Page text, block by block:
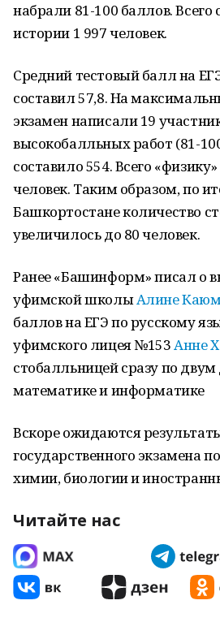
набрали 81-100 баллов. Всего
истории 1 997 человек.
Средний тестовый балл на
составил 57,8. На
экзамен написали 19
высокобалльных работ (81-
составило 554. Всего
человек. Таким образом, по
Башкортостане количество
увеличилось до 80 человек.
Ранее «Башинформ» писал о
уфимской школыАлине
баллов на ЕГЭ по русскому
уфимского лицея №153Анне
стобалльницей сразу по
математике и информатике
Вскоре ожидаются
государственного экзамена
химии, биологии и
Читайте нас